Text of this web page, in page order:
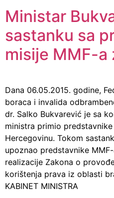
Ministar
sastanku sa
misije MMF-a
Dana 06.05.2015. godine,
boraca i invalida
dr. Salko Bukvarević je sa
ministra primio
Hercegovinu. Tokom
upoznao predstavnike
realizacije Zakona o
korištenja prava iz oblasti
KABINET MINISTRA